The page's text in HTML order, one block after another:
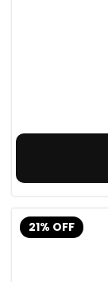
21% OFF